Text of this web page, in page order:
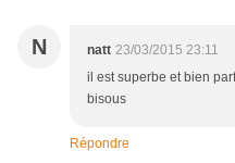
N natt 23/03/2015 23:11
il est superbe et bien
bisous
Répondre